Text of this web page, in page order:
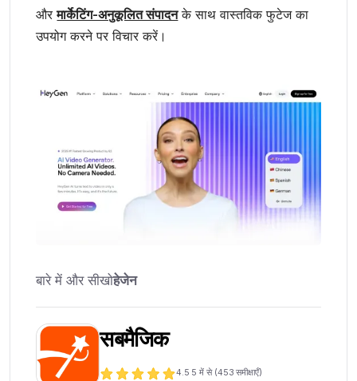
औरमार्केटिंग-अनुकूलित संपादनके साथ वास्तविक फुटेज का
उपयोग करने पर विचार करें।
बारे में और सीखोहेजेन
सबमैजिक
4.5 5 में से (453 समीक्षाएँ)